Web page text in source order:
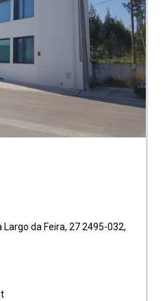
da Feira, 27 2495-032,